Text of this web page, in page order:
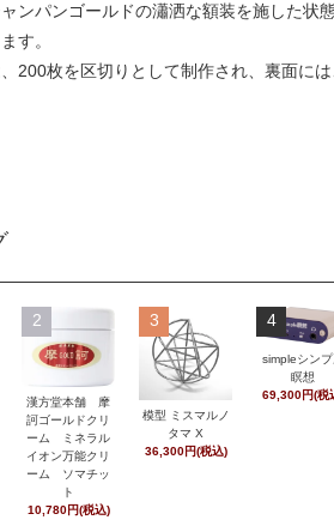
ンパンゴールドの瀟洒な額装を施した状
す。
200枚を区切りとして制作され、裏面に
2
漢方堂本舗 摩
訶ゴールドクリ
ーム ミネラル
イオン万能クリ
ーム ソマチッ
ト
10,780円(税込)
3
模型 ミスマルノ
タマ X
36,300円(税込)
4
simpleシン
瞑想
69,300円(税